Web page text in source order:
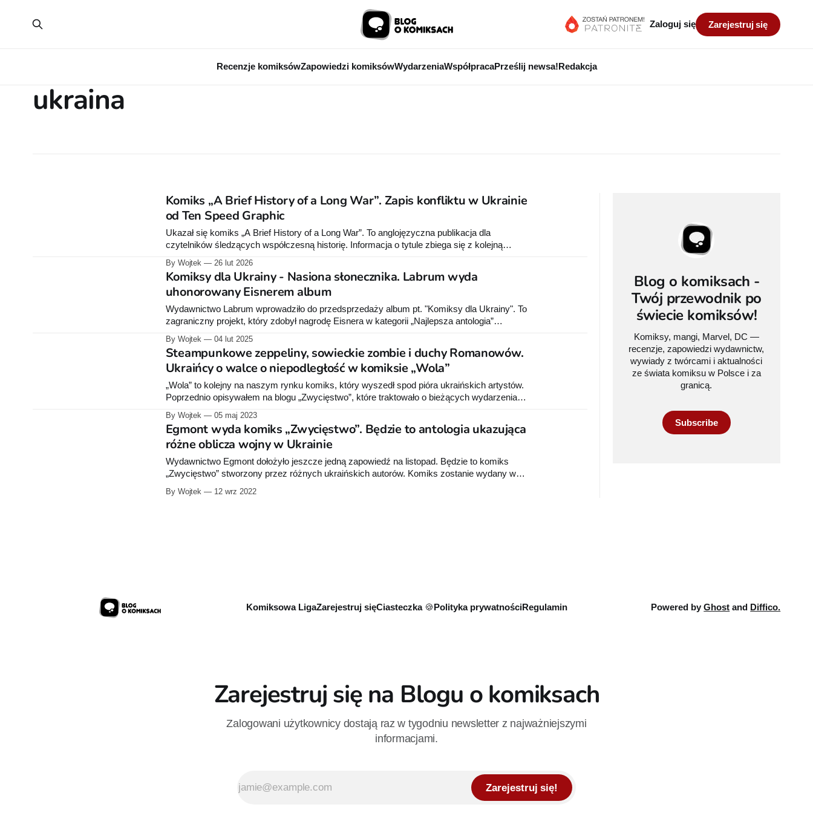
Recenzje komiksówZapowiedzi komiksówWydarzeniaWspółpracaPrześlij newsa!Redakcja
Zaloguj się Zarejestruj się
ukraina
Komiks „A Brief History of a Long War”. Zapis konfliktu w Ukrainie
od Ten Speed Graphic
Ukazał się komiks „A Brief History of a Long War”. To anglojęzyczna publikacja dla
czytelników śledzących współczesną historię. Informacja o tytule zbiega się z kolejną
By Wojtek 26 lut 2026
Komiksy dla Ukrainy - Nasiona słonecznika. Labrum wyda
uhonorowany Eisnerem album
Wydawnictwo Labrum wprowadziło do przedsprzedaży album pt. "Komiksy dla Ukrainy". To
zagraniczny projekt, który zdobył nagrodę Eisnera w kategorii „Najlepsza antologia”
na wsparcie Ukrainy. W antologii "Comics for Ukraine: Sunflower Seeds" znajdziemy prace
czołowych
By Wojtek 04 lut 2025
Steampunkowe zeppeliny, sowieckie zombie i duchy Romanowów.
Ukraińcy o walce o niepodległość w komiksie „Wola”
„Wola” to kolejny na naszym rynku komiks, który wyszedł spod pióra ukraińskich artystów.
Poprzednio opisywałem na blogu „Zwycięstwo”, które traktowało o bieżących wydarzeniach
wydarzeń historycznych. Można powiedzieć, że to mieszanka fantastyki, historii i
steampunka. Podlana sosem grozy. Akcja komiksu
By Wojtek 05 maj 2023
Egmont wyda komiks „Zwycięstwo”. Będzie to antologia ukazująca
różne oblicza wojny w Ukrainie
Wydawnictwo Egmont dołożyło jeszcze jedną zapowiedź na listopad. Będzie to komiks
„Zwycięstwo” stworzony przez różnych ukraińskich autorów. Komiks zostanie wydany w
By Wojtek 12 wrz 2022
Blog o komiksach -
Twój przewodnik po
świecie komiksów!
Komiksy, mangi, Marvel, DC —
recenzje, zapowiedzi wydawnictw,
wywiady z twórcami i aktualności
ze świata komiksu w Polsce i za
granicą.
Subscribe
Komiksowa LigaZarejestruj sięCiasteczka 🍪Polityka prywatnościRegulamin Powered byGhost and Diffico.
Zarejestruj się na Blogu o komiksach
Zalogowani użytkownicy dostają raz w tygodniu newsletter z najważniejszymi
informacjami.
Zarejestruj się!